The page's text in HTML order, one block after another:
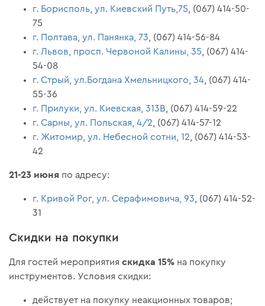
г. Борисполь, ул. Киевский Путь,75 , (067) 414-50-
75
г. Полтава, ул. Панянка, 73 , (067) 414-56-84
г. Львов, просп. Червоной Калины, 35 , (067) 414-
54-08
г. Стрый, ул.Богдана Хмельницкого, 34 , (067) 414-
55-36
г. Прилуки, ул. Киевская, 313В , (067) 414-59-22
г. Сарны, ул. Польская, 4/2 , (067) 414-57-12
г. Житомир, ул. Небесной сотни, 12 , (067) 414-53-
42
21-23 июня по адресу:
г. Кривой Рог, ул. Серафимовича, 93 , (067) 414-52-
31
Скидки на покупки
Для гостей мероприятияскидка 15% на покупку
инструментов. Условия скидки:
действует на покупку неакционных товаров;